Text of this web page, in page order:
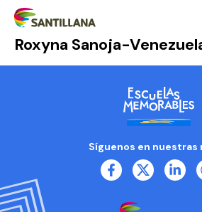
Roxyna Sanoja-
Síguenos en nuestras